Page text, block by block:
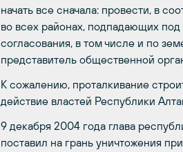
начать все сначала: провести, в
во всех районах, подпадающих
согласования, в том числе и по
представитель общественной
К сожалению, проталкивание
действие властей Республики
9 декабря 2004 года глава
поставил на грань уничтожения